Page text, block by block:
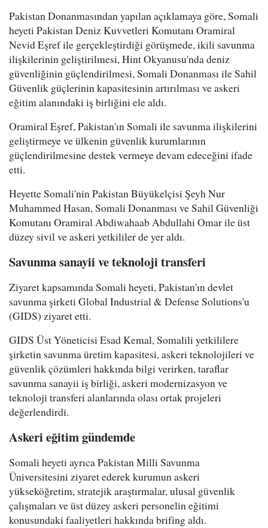
Pakistan Donanmasından yapılan açıklamaya göre, Somali
heyeti Pakistan Deniz Kuvvetleri Komutanı Oramiral
Nevid Eşref ile gerçekleştirdiği görüşmede, ikili savunma
ilişkilerinin geliştirilmesi, Hint Okyanusu'nda deniz
güvenliğinin güçlendirilmesi, Somali Donanması ile Sahil
Güvenlik güçlerinin kapasitesinin artırılması ve askeri
eğitim alanındaki iş birliğini ele aldı.
Oramiral Eşref, Pakistan'ın Somali ile savunma ilişkilerini
geliştirmeye ve ülkenin güvenlik kurumlarının
güçlendirilmesine destek vermeye devam edeceğini ifade
etti.
Heyette Somali'nin Pakistan Büyükelçisi Şeyh Nur
Muhammed Hasan, Somali Donanması ve Sahil Güvenliği
Komutanı Oramiral Abdiwahaab Abdullahi Omar ile üst
düzey sivil ve askeri yetkililer de yer aldı.
Savunma sanayii ve teknoloji transferi
Ziyaret kapsamında Somali heyeti, Pakistan'ın devlet
savunma şirketi Global Industrial & Defense Solutions'u
(GIDS) ziyaret etti.
GIDS Üst Yöneticisi Esad Kemal, Somalili yetkililere
şirketin savunma üretim kapasitesi, askeri teknolojileri ve
güvenlik çözümleri hakkında bilgi verirken, taraflar
savunma sanayii iş birliği, askeri modernizasyon ve
teknoloji transferi alanlarında olası ortak projeleri
değerlendirdi.
Askeri eğitim gündemde
Somali heyeti ayrıca Pakistan Milli Savunma
Üniversitesini ziyaret ederek kurumun askeri
yükseköğretim, stratejik araştırmalar, ulusal güvenlik
çalışmaları ve üst düzey askeri personelin eğitimi
konusundaki faaliyetleri hakkında brifing aldı.